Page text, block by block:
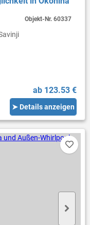
ab 123.53 €
➤ Details anzeigen
Objekt-Nr.60337